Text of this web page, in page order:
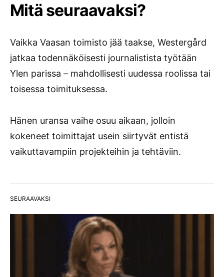
SEURAAVAKSI
Mitä seuraavaksi?
Vaikka Vaasan toimisto jää taakse, Westergård
jatkaa todennäköisesti journalistista työtään
Ylen parissa – mahdollisesti uudessa roolissa tai
toisessa toimituksessa.
Hänen uransa vaihe osuu aikaan, jolloin
kokeneet toimittajat usein siirtyvät entistä
vaikuttavampiin projekteihin ja tehtäviin.